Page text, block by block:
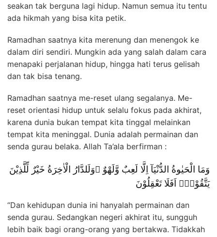
seakan tak berguna lagi hidup. Namun semua itu tentu
ada hikmah yang bisa kita petik.
Ramadhan saatnya kita merenung dan menengok ke
dalam diri sendiri. Mungkin ada yang salah dalam cara
menapaki perjalanan hidup, hingga hati terus gelisah
dan tak bisa tenang.
Ramadhan saatnya me-reset ulang segalanya. Me-
reset orientasi hidup untuk selalu fokus pada akhirat,
karena dunia bukan tempat kita tinggal melainkan
tempat kita meninggal. Dunia adalah permainan dan
senda gurau belaka. Allah Ta’ala berfirman :
وَمَا الْحَيٰوةُ الدُّنْيَآ اِلَّا لَعِبٌ وَّلَهْوٌ ۗوَلَلدَّارُ الْاٰخِرَةُ خَيْرٌ لِّلَّذِيْنَ
يَتَّقُوْنَۗ اَفَلَا تَعْقِلُوْنَ
“Dan kehidupan dunia ini hanyalah permainan dan
senda gurau. Sedangkan negeri akhirat itu, sungguh
lebih baik bagi orang-orang yang bertakwa. Tidakkah